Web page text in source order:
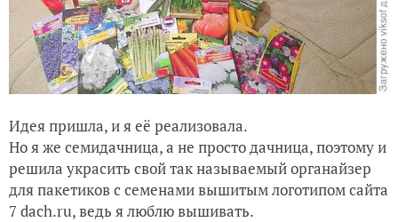
Идея пришла, и я её реализовала.
Но я же семидачница, а не просто дачница, поэтому и
решила украсить свой так называемый органайзер
для пакетиков с семенами вышитым логотипом сайта
7 dach.ru, ведь я люблю вышивать.